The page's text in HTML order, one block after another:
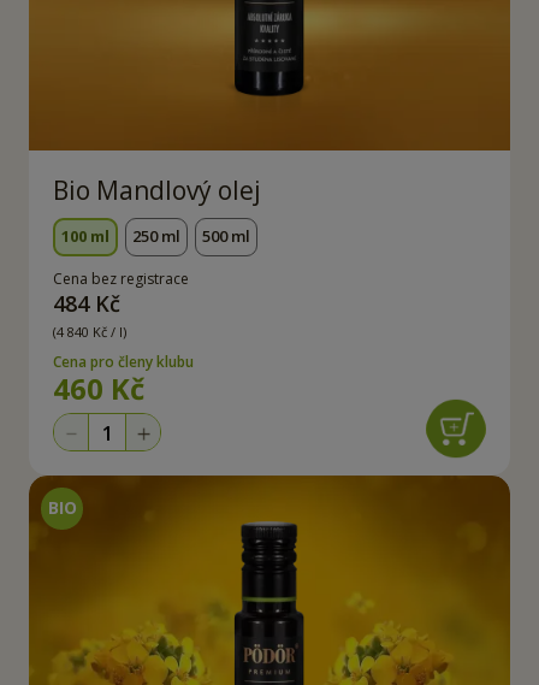
Bio Mandlový olej
100 ml 250 ml 500 ml
Cena bez registrace
484 Kč
(4 840 Kč / l)
Cena pro členy klubu
460 Kč